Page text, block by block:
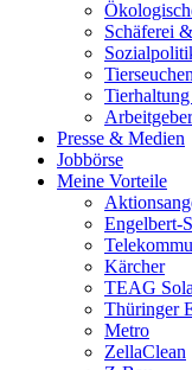
Schäferei
Presse & Medien
Jobbörse
Meine Vorteile
Engelbert-
Kärcher
TEAG
Thüringer
Metro
ZellaClean